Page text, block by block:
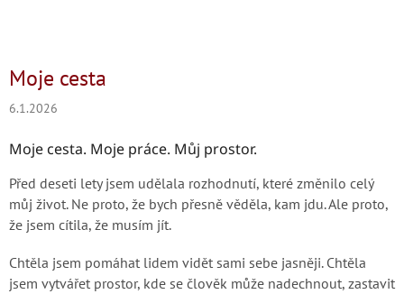
Moje cesta
6.1.2026
Moje cesta. Moje práce. Můj prostor.
Před deseti lety jsem udělala rozhodnutí, které změnilo celý
můj život. Ne proto, že bych přesně věděla, kam jdu. Ale proto,
že jsem cítila, že musím jít.
Chtěla jsem pomáhat lidem vidět sami sebe jasněji. Chtěla
jsem vytvářet prostor, kde se člověk může nadechnout, zastavit